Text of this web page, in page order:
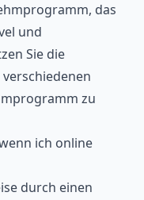
das
und
Sie die
zu
ich online
durch einen